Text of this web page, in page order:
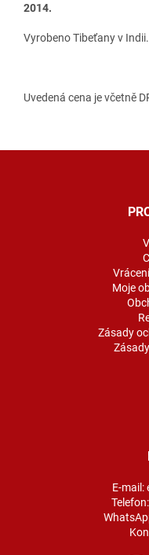
2014.
Vyrobeno Tibeťany v
Uvedená cena je včetně
Moje
Zásady
E-mail:
Telefon: